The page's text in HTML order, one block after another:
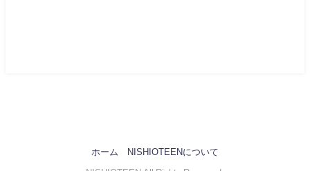
ホーム NISHIOTEENについて